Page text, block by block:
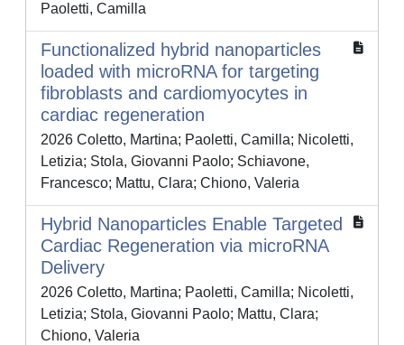
Paoletti, Camilla
Functionalized hybrid nanoparticles
loaded with microRNA for targeting
fibroblasts and cardiomyocytes in
cardiac regeneration
2026 Coletto, Martina; Paoletti, Camilla; Nicoletti,
Letizia; Stola, Giovanni Paolo; Schiavone,
Francesco; Mattu, Clara; Chiono, Valeria
Hybrid Nanoparticles Enable Targeted
Cardiac Regeneration via microRNA
Delivery
2026 Coletto, Martina; Paoletti, Camilla; Nicoletti,
Letizia; Stola, Giovanni Paolo; Mattu, Clara;
Chiono, Valeria